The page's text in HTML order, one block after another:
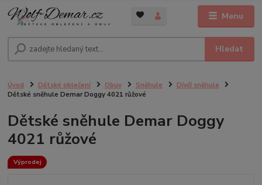
Menu
Hledat
Úvod Dětské oblečení Obuv Sněhule
Dívčí sněhule
Dětské sněhule Demar Doggy 4021 růžové
Dětské sněhule Demar Doggy
4021 růžové
Výprodej